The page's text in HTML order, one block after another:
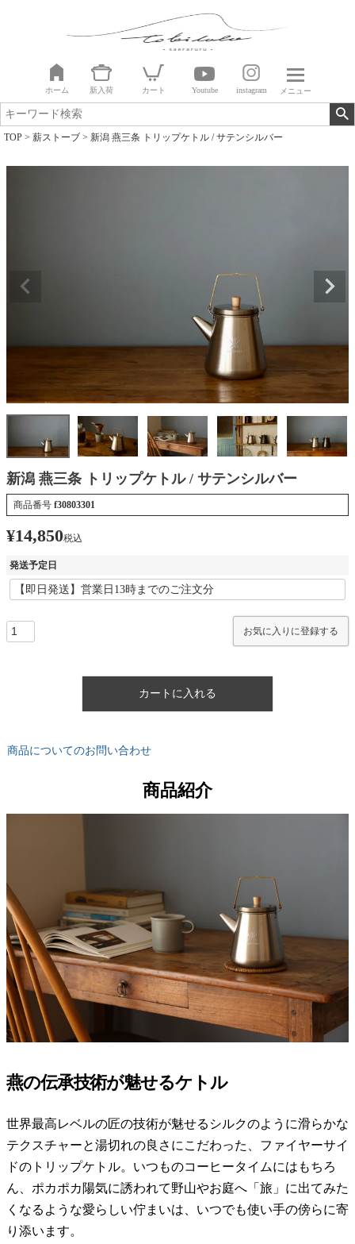
ホーム 新入荷 カート Youtube instagram メニュー
TOP 薪ストーブ 新潟 燕三条 トリップケトル / サテンシルバー
新潟 燕三条 トリップケトル / サテンシルバー
商品番号 f30803301
¥14,850税込
発送予定日
お気に入りに登録する
カートに入れる
商品についてのお問い合わせ
商品紹介
燕の伝承技術が魅せるケトル
世界最高レベルの匠の技術が魅せるシルクのように滑らかな
テクスチャーと湯切れの良さにこだわった、ファイヤーサイ
ドのトリップケトル。いつものコーヒータイムにはもちろ
ん、ポカポカ陽気に誘われて野山やお庭へ「旅」に出てみた
くなるような愛らしい佇まいは、いつでも使い手の傍らに寄
り添います。